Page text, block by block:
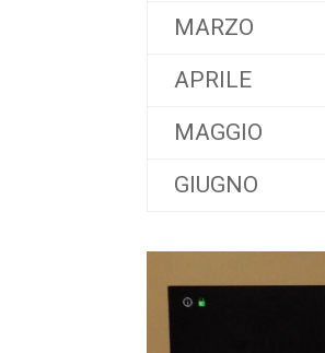
MARZO
APRILE
MAGGIO
GIUGNO